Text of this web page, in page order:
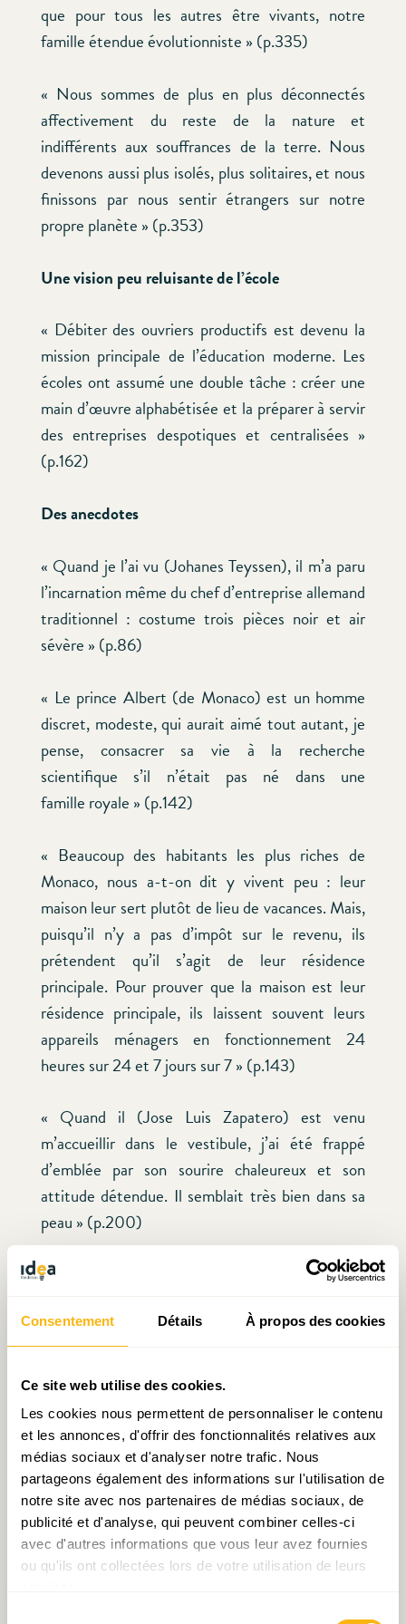
Consentement Détails À propos des cookies
Ce site web utilise des cookies.
Les cookies nous permettent de personnaliser le contenu
et les annonces, d'offrir des fonctionnalités relatives aux
médias sociaux et d'analyser notre trafic. Nous
partageons également des informations sur l'utilisation de
notre site avec nos partenaires de médias sociaux, de
publicité et d'analyse, qui peuvent combiner celles-ci
avec d'autres informations que vous leur avez fournies
ou qu'ils ont collectées lors de votre utilisation de leurs
que pour tous les autres être vivants, notre
famille étendue évolutionniste » (p.335)
« Nous sommes de plus en plus déconnectés
affectivement du reste de la nature et
indifférents aux souffrances de la terre. Nous
devenons aussi plus isolés, plus solitaires, et nous
finissons par nous sentir étrangers sur notre
propre planète » (p.353)
Une vision peu reluisante de l’école
« Débiter des ouvriers productifs est devenu la
mission principale de l’éducation moderne. Les
écoles ont assumé une double tâche : créer une
main d’œuvre alphabétisée et la préparer à servir
des entreprises despotiques et centralisées »
(p.162)
Des anecdotes
« Quand je l’ai vu (Johanes Teyssen), il m’a paru
l’incarnation même du chef d’entreprise allemand
traditionnel : costume trois pièces noir et air
sévère » (p.86)
« Le prince Albert (de Monaco) est un homme
discret, modeste, qui aurait aimé tout autant, je
pense, consacrer sa vie à la recherche
scientifique s’il n’était pas né dans une
famille royale » (p.142)
« Beaucoup des habitants les plus riches de
Monaco, nous a-t-on dit y vivent peu : leur
maison leur sert plutôt de lieu de vacances. Mais,
puisqu’il n’y a pas d’impôt sur le revenu, ils
prétendent qu’il s’agit de leur résidence
principale. Pour prouver que la maison est leur
résidence principale, ils laissent souvent leurs
appareils ménagers en fonctionnement 24
heures sur 24 et 7 jours sur 7 » (p.143)
« Quand il (Jose Luis Zapatero) est venu
m’accueillir dans le vestibule, j’ai été frappé
d’emblée par son sourire chaleureux et son
attitude détendue. Il semblait très bien dans sa
peau » (p.200)
« La réunion qui a suivi avec Miguel Sebastian
l’impression que cette coopération ne
l’intéressait pas, et qu’il était assez tiède
philosophiquement, voire hostile, face à la
perspective d’une troisième révolution
industrielle » (p.204)
Des sources surprenantes
[E-mail à Jeremy Rifkin]